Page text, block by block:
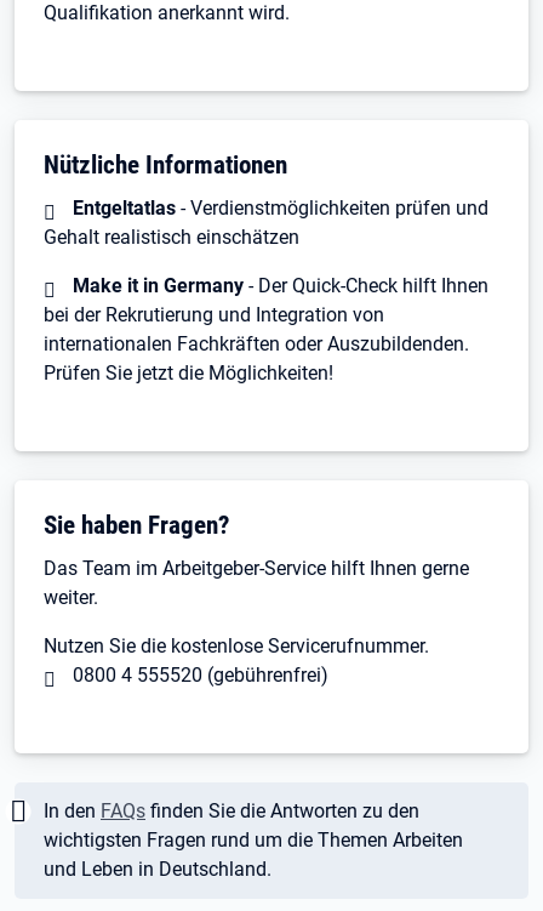
Qualifikation anerkannt wird.
Nützliche Informationen
Entgeltatlas - Verdienstmöglichkeiten prüfen und
Gehalt realistisch einschätzen
Make it in Germany - Der Quick-Check hilft Ihnen
bei der Rekrutierung und Integration von
internationalen Fachkräften oder Auszubildenden.
Prüfen Sie jetzt die Möglichkeiten!
Sie haben Fragen?
Das Team im Arbeitgeber-Service hilft Ihnen gerne
weiter.
Nutzen Sie die kostenlose Servicerufnummer.
0800 4 555520 (gebührenfrei)
Wichtig:
In den FAQs finden Sie die Antworten zu den
wichtigsten Fragen rund um die Themen Arbeiten
und Leben in Deutschland.